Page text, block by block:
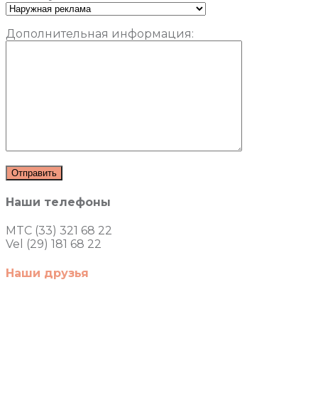
Дополнительная информация:
Наши телефоны
MTC (33) 321 68 22
Vel (29) 181 68 22
Наши друзья